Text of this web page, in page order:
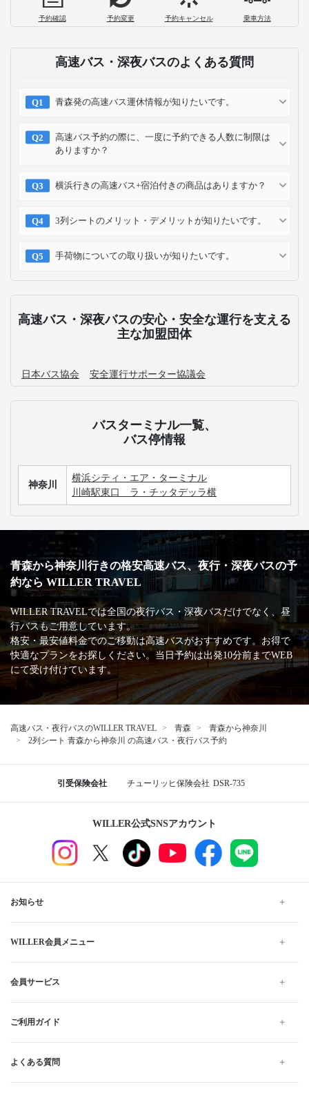
予約確認 予約変更 予約キャンセル 乗車方法
高速バス・深夜バスのよくある質問
青森発の高速バス運休情報が知りたいです。
高速バス予約の際に、一度に予約できる人数に制限は
ありますか？
横浜行きの高速バス+宿泊付きの商品はありますか？
3列シートのメリット・デメリットが知りたいです。
手荷物についての取り扱いが知りたいです。
高速バス・深夜バスの安心・安全な運行を支える
主な加盟団体
日本バス協会 安全運行サポーター協議会
バスターミナル一覧、
バス停情報
神奈川
横浜シティ・エア・ターミナル
川崎駅東口 ラ・チッタデッラ横
青森から神奈川行きの格安高速バス、夜行・深夜バスの予
約なら WILLER TRAVEL
WILLER TRAVELでは全国の夜行バス・深夜バスだけでなく、昼
行バスもご用意しています。
格安・最安値料金でのご移動は高速バスがおすすめです。お得で
快適なプランをお探しください。当日予約は出発10分前までWEB
にて受け付けています。
高速バス・夜行バスのWILLER TRAVEL 青森
青森から神奈川
2列シート 青森から神奈川 の高速バス・夜行バス予約
引受保険会社 チューリッヒ保険会社 DSR-735
WILLER公式SNSアカウント
お知らせ
WILLER会員メニュー
会員サービス
ご利用ガイド
よくある質問